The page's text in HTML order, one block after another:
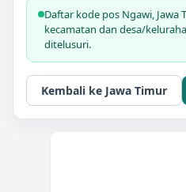
Daftar kode pos Ngawi Jawa
kecamatan dan desa/
ditelusuri.
Kembali ke Jawa Timur